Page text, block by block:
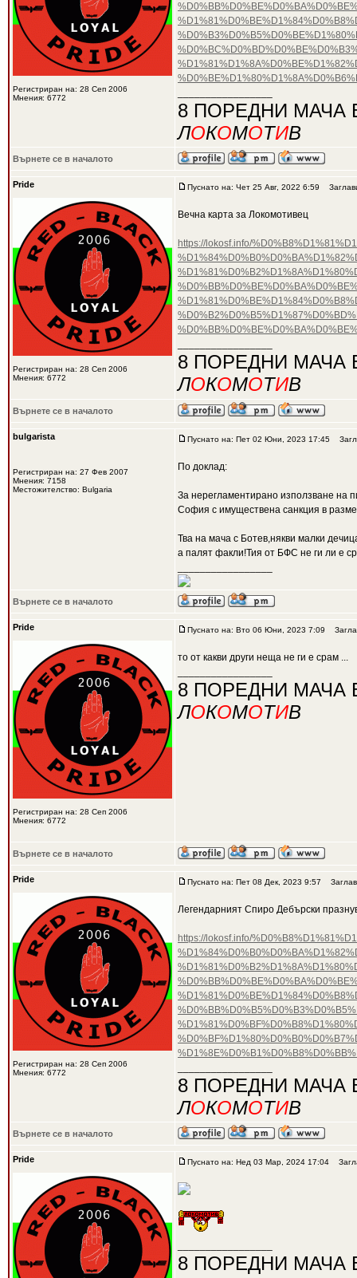
Регистриран на: 28 Сеп 2006
Мнения: 6772
8 ПОРЕДНИ МАЧА
ЛОКОМОТИВ
Върнете се в началото
Pride
Регистриран на: 28 Сеп 2006
Мнения: 6772
Пуснато на: Чет 25 Авг, 2022 6:59
Вечна карта за Локомотивец
https://lokosf.info/
8 ПОРЕДНИ МАЧА
ЛОКОМОТИВ
Върнете се в началото
bulgarista
Регистриран на: 27 Фев 2007
Мнения: 7158
Местожителство: Bulgaria
Пуснато на: Пет 02 Юни, 2023 17:45
По доклад:
За нерегламентирано използване на
София с имуществена санкция в
Тва на мача с Ботев,някви малки
а палят факли!Тия от БФС не ги ли е
Върнете се в началото
Pride
Регистриран на: 28 Сеп 2006
Мнения: 6772
Пуснато на: Вто 06 Юни, 2023 7:09
то от какви други неща не ги е срам ...
8 ПОРЕДНИ МАЧА
ЛОКОМОТИВ
Върнете се в началото
Pride
Регистриран на: 28 Сеп 2006
Мнения: 6772
Пуснато на: Пет 08 Дек, 2023 9:57
Легендарният Спиро Дебърски
https://lokosf.info/
8 ПОРЕДНИ МАЧА
ЛОКОМОТИВ
Върнете се в началото
Pride Пуснато на: Нед 03 Мар, 2024 17:04
8 ПОРЕДНИ МАЧА